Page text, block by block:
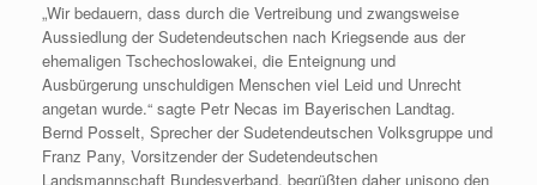
„Wir bedauern, dass durch die Vertreibung und zwangsweise
Aussiedlung der Sudetendeutschen nach Kriegsende aus der
ehemaligen Tschechoslowakei, die Enteignung und
Ausbürgerung unschuldigen Menschen viel Leid und Unrecht
angetan wurde.“ sagte Petr Necas im Bayerischen Landtag.
Bernd Posselt, Sprecher der Sudetendeutschen Volksgruppe und
Franz Pany, Vorsitzender der Sudetendeutschen
Landsmannschaft Bundesverband, begrüßten daher unisono den